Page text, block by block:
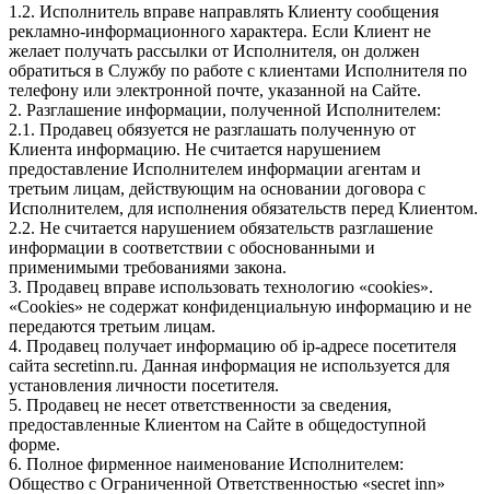
1.2. Исполнитель вправе направлять Клиенту сообщения
рекламно-информационного характера. Если Клиент не
желает получать рассылки от Исполнителя, он должен
обратиться в Службу по работе с клиентами Исполнителя по
телефону или электронной почте, указанной на Сайте.
2. Разглашение информации, полученной Исполнителем:
2.1. Продавец обязуется не разглашать полученную от
Клиента информацию. Не считается нарушением
предоставление Исполнителем информации агентам и
третьим лицам, действующим на основании договора с
Исполнителем, для исполнения обязательств перед Клиентом.
2.2. Не считается нарушением обязательств разглашение
информации в соответствии с обоснованными и
применимыми требованиями закона.
3. Продавец вправе использовать технологию «cookies».
«Cookies» не содержат конфиденциальную информацию и не
передаются третьим лицам.
4. Продавец получает информацию об ip-адресе посетителя
сайта secretinn.ru. Данная информация не используется для
установления личности посетителя.
5. Продавец не несет ответственности за сведения,
предоставленные Клиентом на Сайте в общедоступной
форме.
6. Полное фирменное наименование Исполнителем:
Общество с Ограниченной Ответственностью «secret inn»